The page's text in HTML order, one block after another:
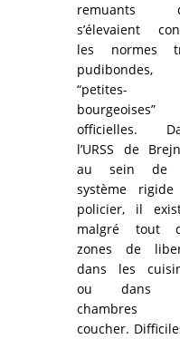
remuants
s’élevaient
les normes
pudibondes,
“petites-
bourgeoises”
officielles.
l’URSS de
au sein de
système
policier, il
malgré tout
zones de
dans les
ou dans
coucher.